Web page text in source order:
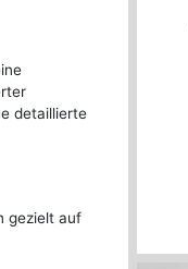
detaillierte
gezielt auf